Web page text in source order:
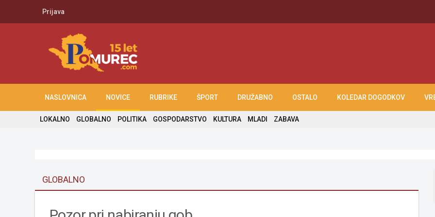
Prijava
NASLOVNICA NOVICE RUBRIKE ŠPORT DRUŽABNO OSTALO KOLEDAR DOGODKOV
LOKALNO GLOBALNO POLITIKA GOSPODARSTVO KULTURA MLADI ZABAVA
GLOBALNO